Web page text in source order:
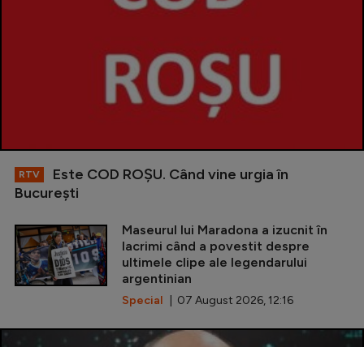
RTV
Este COD ROŞU. Când vine urgia în
Bucureşti
Maseurul lui Maradona a izucnit în
lacrimi când a povestit despre
ultimele clipe ale legendarului
argentinian
Special | 07 August 2026, 12:16